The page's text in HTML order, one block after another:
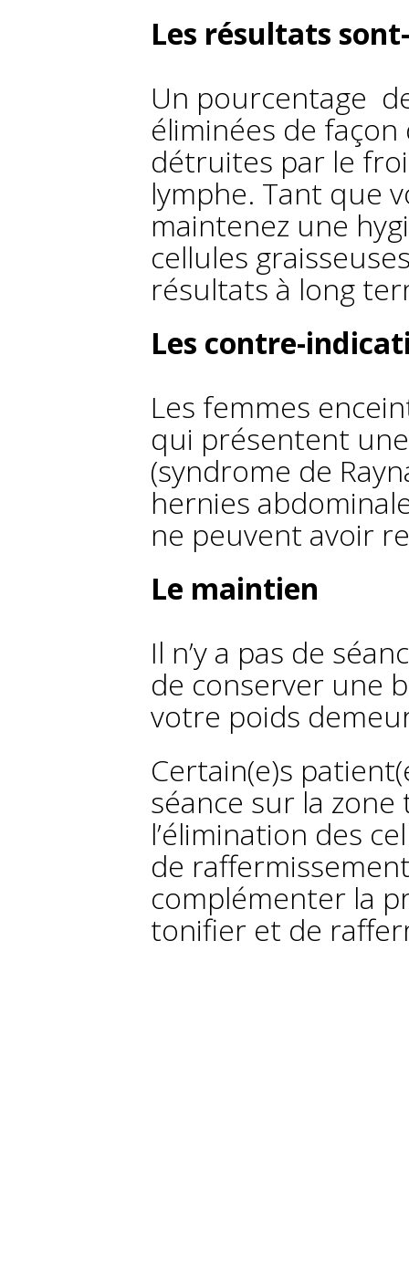
Les résultats
Un pourcentage
éliminées de
détruites par le
lymphe. Tant que
maintenez une
cellules
résultats à long
Les contre-
Les femmes
qui présentent
(syndrome de
hernies
ne peuvent avoir
Le maintien
Il n’y a pas de
de conserver une
votre poids
Certain(e)s
séance sur la
l’élimination des
de
complémenter la
tonifier et de